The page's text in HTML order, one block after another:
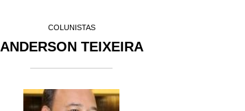
COLUNISTAS
ANDERSON TEIXEIRA